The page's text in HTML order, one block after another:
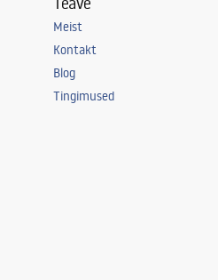
Meist
Kontakt
Blog
Tingimused